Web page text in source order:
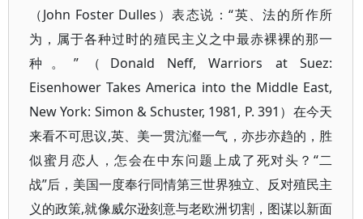
（John Foster Dulles）表态说：“英、法的所作所
为，属于各种过时的殖民主义之中最赤裸裸的那一
种。”（Donald Neff, Warriors at Suez:
Eisenhower Takes America into the Middle East,
New York: Simon & Schuster, 1981, P. 391）在今天
来看不可思议,英、美一贯沆瀣一气，亦步亦趋的，胜
似蜜月恋人，怎会在中东问题上成了死对头？“二
战”后，美国一度奉行同情第三世界独立、反对殖民主
义的政策,就像威尔逊刻意与老欧洲切割，图谋以新面